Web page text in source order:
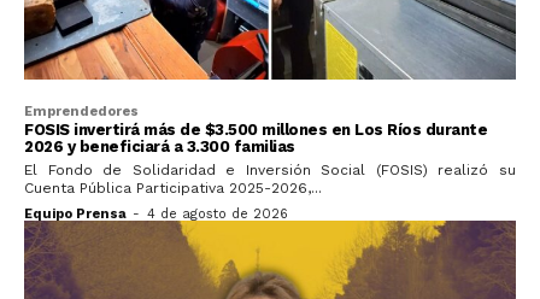
Emprendedores
FOSIS invertirá más de $3.500 millones en Los Ríos durante
2026 y beneficiará a 3.300 familias
El Fondo de Solidaridad e Inversión Social (FOSIS) realizó su
Cuenta Pública Participativa 2025-2026,...
Equipo Prensa - 4 de agosto de 2026